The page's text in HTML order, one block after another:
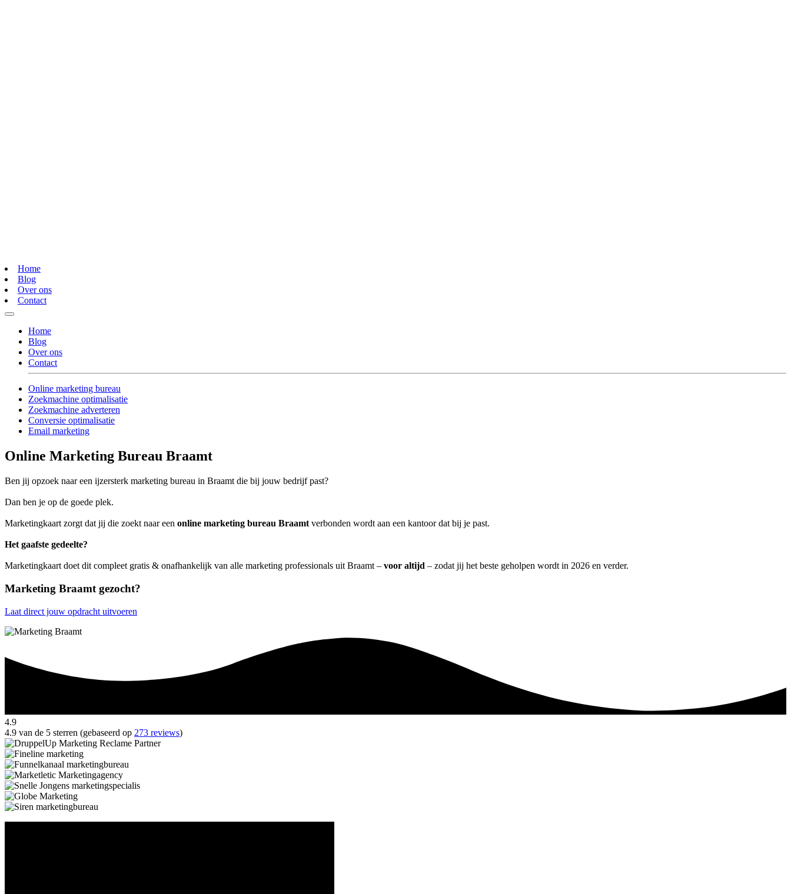
Home
Blog
Over ons
Contact
Home
Blog
Over ons
Contact
Online marketing bureau
Zoekmachine optimalisatie
Zoekmachine adverteren
Conversie optimalisatie
Email marketing
Online Marketing Bureau Braamt
Ben jij opzoek naar een ijzersterk marketing bureau in Braamt die bij jouw bedrijf past?
Dan ben je op de goede plek.
Marketingkaart zorgt dat jij die zoekt naar een online marketing bureau Braamt verbonden wordt aan een kantoor dat bij je past.
Het gaafste gedeelte?
Marketingkaart doet dit compleet gratis & onafhankelijk van alle marketing professionals uit Braamt – voor altijd – zodat jij het beste geholpen wordt in 2026 en verder.
Marketing Braamt gezocht?
Laat direct jouw opdracht uitvoeren
4.9
4.9 van de 5 sterren (gebaseerd op 273 reviews)